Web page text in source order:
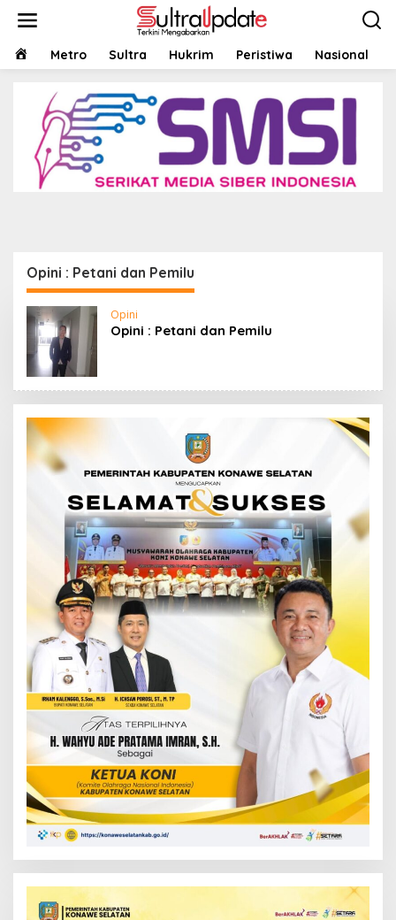
HOMEMetro Sultra Hukrim Peristiwa Nasional
Opini,Politik,Sultra
Opini : Petani dan Pemilu
16 Maret 2023
Opini : Petani dan Pemilu
Opini
Opini : Petani dan Pemilu